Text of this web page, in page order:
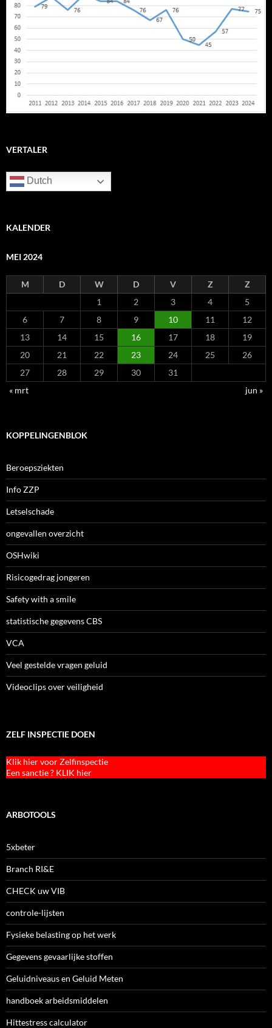
VERTALER
Dutch
KALENDER
MEI 2024
M D W D V Z
Z
1
2 3 4
5
6
7 8 9 10 11
12
13
14 15 16 17 18
19
20
21 22 23 24 25
26
27
28 29 30
31
« mrt
jun »
KOPPELINGENBLOK
Beroepsziekten
Info ZZP
Letselschade
ongevallen overzicht
OSHwiki
Risicogedrag jongeren
Safety with a smile
statistische gegevens CBS
VCA
Veel gestelde vragen geluid
Videoclips over veiligheid
ZELF INSPECTIE DOEN
Klik hier voor Zelfinspectie
Een sanctie ? KLIK hier
ARBOTOOLS
5xbeter
Branch RI&E
CHECK uw VIB
controle-lijsten
Fysieke belasting op het werk
Gegevens gevaarlijke stoffen
Geluidniveaus en Geluid Meten
handboek arbeidsmiddelen
Hittestress calculator